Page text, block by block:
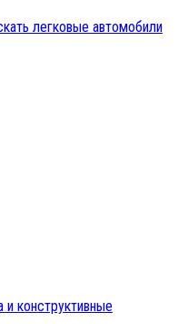
легковые автомобили
конструктивные